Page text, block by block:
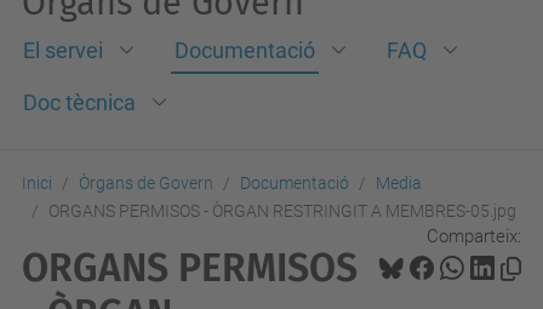
El servei Documentació FAQ
Doc tècnica
Inici Òrgans de Govern Documentació
Media
ORGANS PERMISOS - ÒRGAN RESTRINGIT A MEMBRES-05.jpg
Comparteix:
ORGANS PERMISOS